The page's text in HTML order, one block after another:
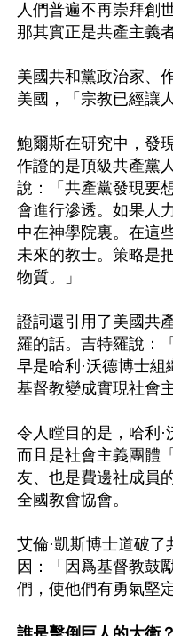
人們普遍不再崇拜創
那其實正是共產主義
美國共和黨政治家、
美國，「宗教已經讓
鮑爾斯在研究中，發
作證的是頂級共產黨
說：「共產黨發現要
會進行滲透。如果人
中在神學院裏。在這
未來的教士。策略是
物質。」
證詞還引用了美國共
羅的話。吉特羅說：
早是哈利·沃德博士
基督教變成實現社會
令人瞠目的是，哈利·
而且是社會主義團體
友、也是費邊社成員
全國教會協會。
艾倫·凱斯博士道破
因：「因爲基督教鼓
們，使他們有勇氣堅